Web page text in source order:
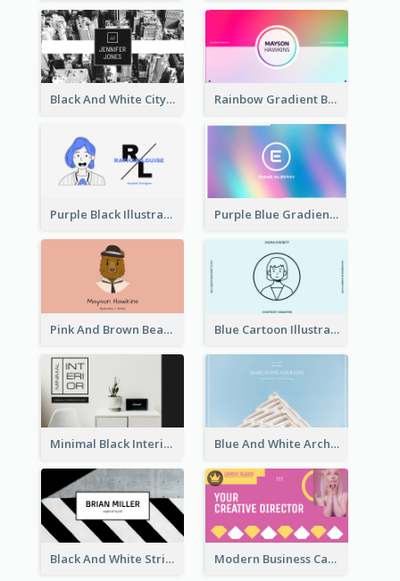
Black And White City Photo Business Card Rainbow Gradient Background Business Card
Purple Black Illustration Portrait Business Card Purple Blue Gradient Background Business Card
Pink And Brown Bear Illustration Business Card Blue Cartoon Illustration Portrait Business Card
Minimal Black Interior Design Business Card Blue And White Architecture Background Business Card
Black And White Strips Pattern Photo Business Card Modern Business Card Design Template For Pink Lovers